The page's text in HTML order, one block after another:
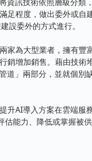
足程度，做出委外或自
設委外的方式進行。
為大型業者，擁有豐
銷增加銷售。藉由技術
道」兩部分，並就個別
AI導入方案在雲端服務
能力、降低或掌握被